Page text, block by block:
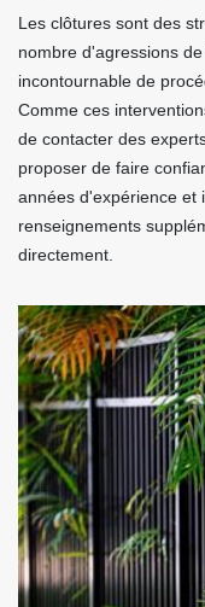
Les clôtures sont des
nombre d'agressions
incontournable de
Comme ces
de contacter des
proposer de faire
années d'expérience et
renseignements
directement.